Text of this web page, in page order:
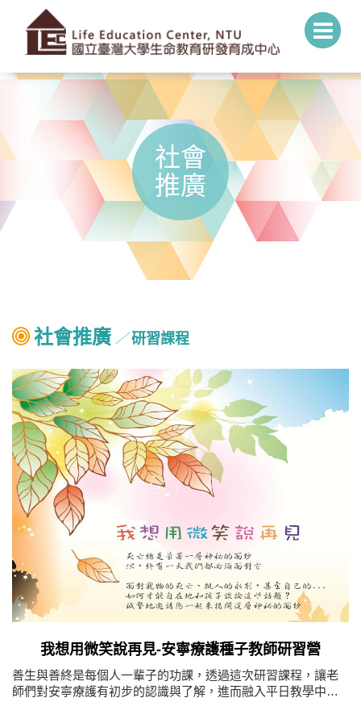
社會
推廣
社會推廣 ╱ 研習課程
我想用微笑說再見-安寧療護種子教師研習營
善生與善終是每個人一輩子的功課，透過這次研習課程，讓老
師們對安寧療護有初步的認識與了解，進而融入平日教學中傳